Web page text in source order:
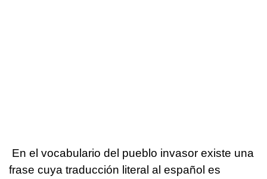
En el vocabulario del pueblo invasor existe una
frase cuya traducción literal al español es